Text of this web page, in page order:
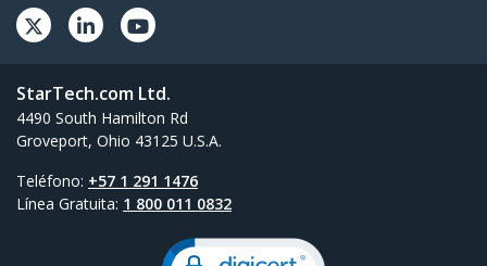
StarTech.com Ltd.
4490 South Hamilton Rd
Groveport, Ohio 43125 U.S.A.
Teléfono: +57 1 291 1476
Línea Gratuita: 1 800 011 0832